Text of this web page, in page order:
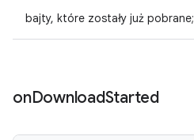
bajty, które zostały już pobrane;
onDownloadStarted